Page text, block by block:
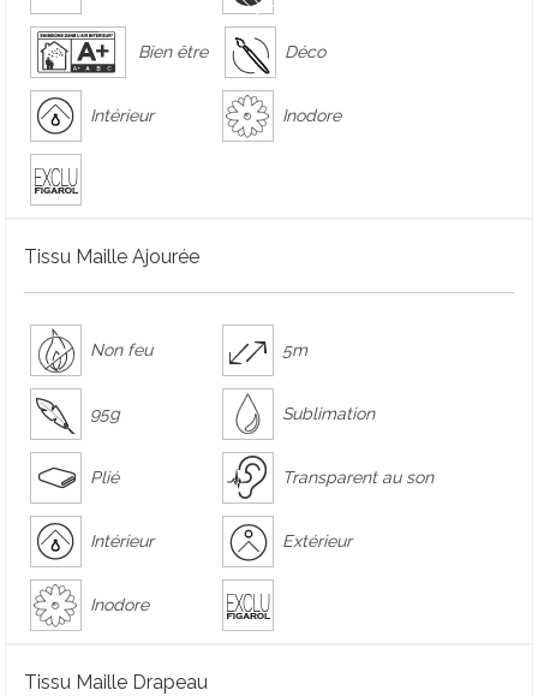
Bien être Déco
Intérieur Inodore
Tissu Maille Ajourée
Non feu 5m
95g Sublimation
Plié Transparent au son
Intérieur Extérieur
Inodore
Tissu Maille Drapeau